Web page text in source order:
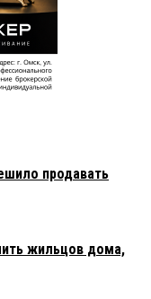
продавать
жильцов дома,